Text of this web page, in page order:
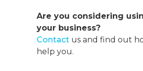
Are you considering
your business?
Contact us and find out
help you.